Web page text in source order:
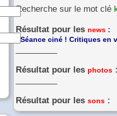
Recherche sur le mot clé
Résultat pour les news :
Séance ciné ! Critiques en
Résultat pour les photos
Résultat pour les sons :